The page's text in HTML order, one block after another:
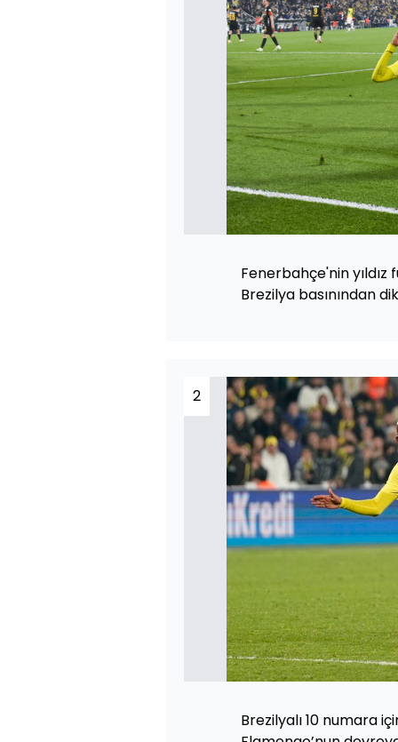
Fenerbahçe'nin
Brezilya basınından
2
Brezilyalı 10 numara